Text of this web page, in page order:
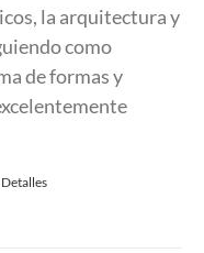
la arquitectura y
como
de formas y
Detalles